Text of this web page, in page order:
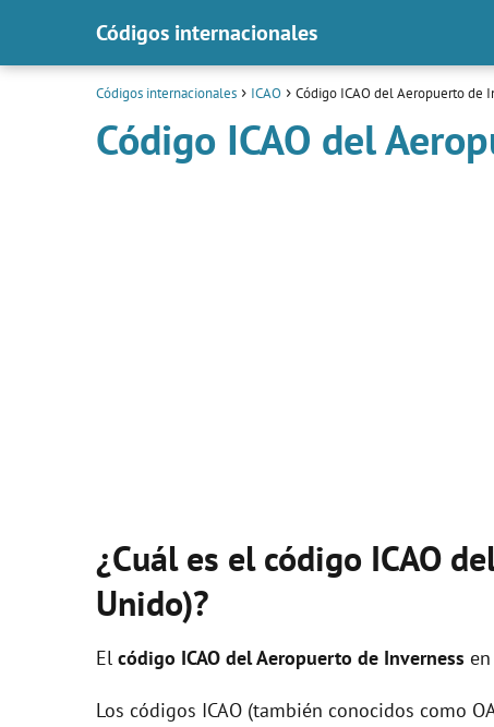
Códigos internacionales
Códigos internacionales ICAO Código ICAO del Aeropuerto de
Código ICAO del
¿Cuál es el código ICAO
Unido)?
El código ICAO delAeropuerto de Inverness
Los códigos ICAO (también conocidos como